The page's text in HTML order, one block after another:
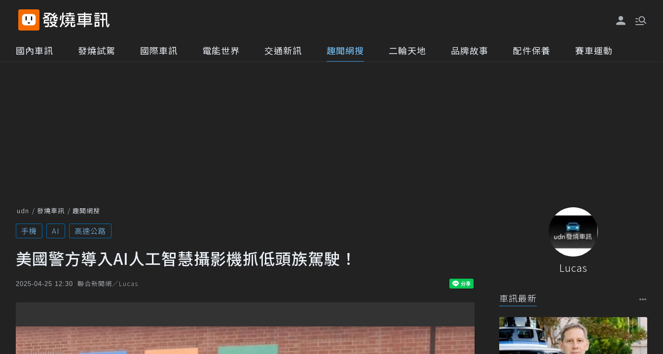
國內車訊 發燒試駕 國際車訊 電能世界 交通新訊 趣聞網搜 二輪天地 品牌故事 配件保養 賽車運動
udn 發燒車訊 趣聞網搜
手機 AI 高速公路
美國警方導入AI人工智慧攝影機抓低頭族駕駛！
2025-04-25 12:30 聯合新聞網／Lucas
Lucas
車訊最新